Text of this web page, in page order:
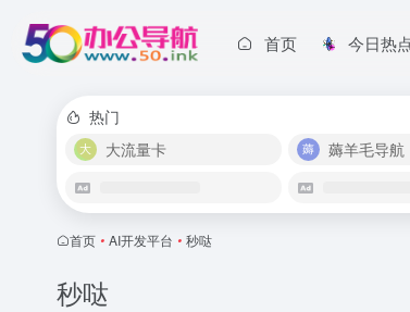
首页 今日热
热门
大流量卡
薅羊毛导航
首页 • AI开发平台 • 秒哒
秒哒